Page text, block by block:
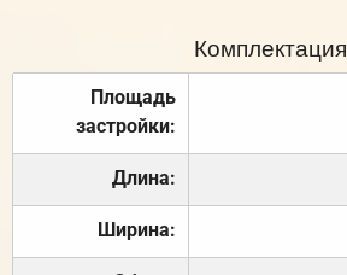
Комплектация
Площадь
застройки:
Длина:
Ширина: